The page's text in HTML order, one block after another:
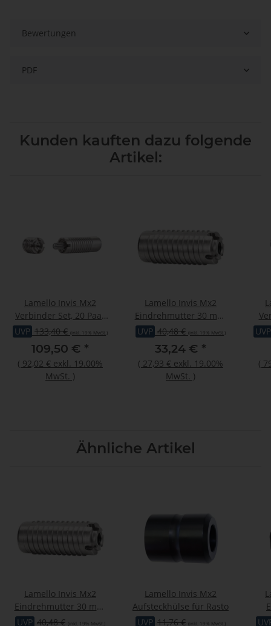
Bewertungen
PDF
Kunden kauften dazu folgende
Artikel:
Lamello Invis Mx2
Verbinder Set, 20 Paar
inkl. Eindrehmutter 14
UVP 133,40 € (inkl. 19% MwSt.)
109,50 € *
( 92,02 € exkl. 19.00%
MwSt. )
Lamello Invis Mx2
Eindrehmutter 30 mm,
20 Stück
UVP 40,48 € (inkl. 19% MwSt.)
33,24 € *
( 27,93 € exkl. 19.00%
MwSt. )
UVP
(
Ähnliche Artikel
Lamello Invis Mx2
Eindrehmutter 30 mm,
20 Stück
UVP 40,48 € (inkl. 19% MwSt.)
Lamello Invis Mx2
Aufsteckhülse für Rasto
UVP 11,76 € (inkl. 19% MwSt.)